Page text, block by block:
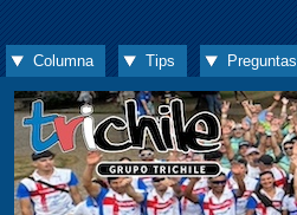
Columna Tips Preguntas